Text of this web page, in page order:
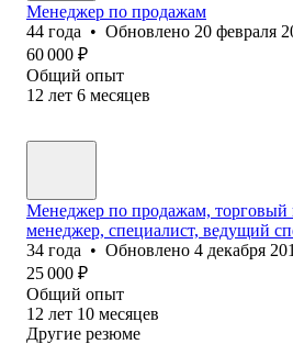
Менеджер по продажам
44 года • Обновлено 20 февраля
60 000 ₽
Общий опыт
12 лет 6 месяцев
Менеджер по продажам, торговый
менеджер, специалист, ведущий
34 года • Обновлено 4 декабря
25 000 ₽
Общий опыт
12 лет 10 месяцев
Другие резюме